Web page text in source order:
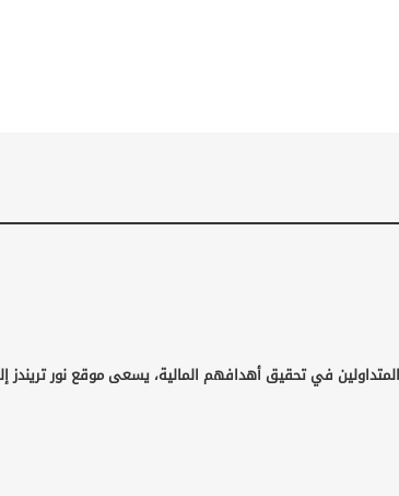
في تحقيق أهدافهم المالية، يسعى موقع نور تريندز